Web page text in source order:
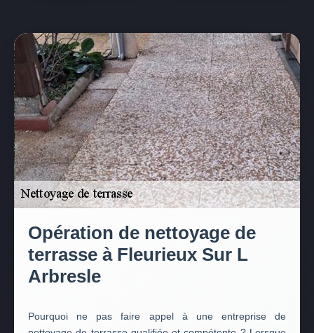
Opération de nettoyage de
terrasse à Fleurieux Sur L
Arbresle
Pourquoi ne pas faire appel à une entreprise de